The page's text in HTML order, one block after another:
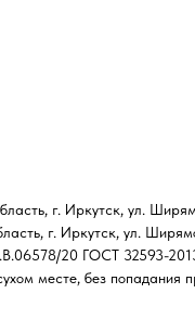
г. Иркутск, ул.
г. Иркутск, ул.
20 ГОСТ 32593-
месте, без попадания